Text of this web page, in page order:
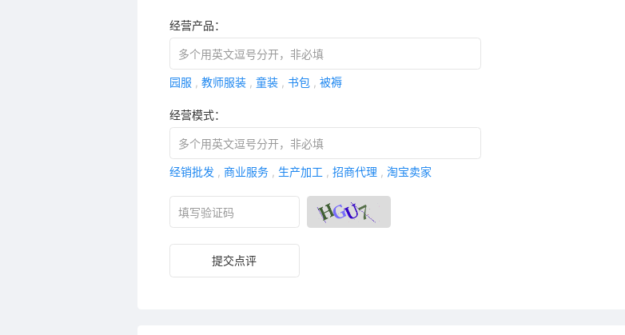
经营产品：
园服 教师服装 童装 书包 被褥
经营模式：
经销批发 商业服务 生产加工 招商代理 淘宝卖家
提交点评